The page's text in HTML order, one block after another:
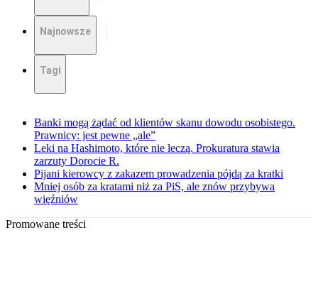
Najnowsze
Tagi
Banki mogą żądać od klientów skanu dowodu osobistego.
Prawnicy: jest pewne „ale”
Leki na Hashimoto, które nie leczą. Prokuratura stawia
zarzuty Dorocie R.
Pijani kierowcy z zakazem prowadzenia pójdą za kratki
Mniej osób za kratami niż za PiS, ale znów przybywa
więźniów
Promowane treści